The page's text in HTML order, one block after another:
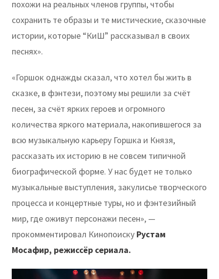
похожи на реальных членов группы, чтобы
сохранить те образы и те мистические, сказочные
истории, которые “КиШ” рассказывал в своих
песнях».
«Горшок однажды сказал, что хотел бы жить в
сказке, в фэнтези, поэтому мы решили за счёт
песен, за счёт ярких героев и огромного
количества яркого материала, накопившегося за
всю музыкальную карьеру Горшка и Князя,
рассказать их историю в не совсем типичной
биографической форме. У нас будет не только
музыкальные выступления, закулисье творческого
процесса и концертные туры, но и фэнтезийный
мир, где оживут персонажи песен», —
прокомментировал Кинопоиску Рустам
Мосафир, режиссёр сериала.